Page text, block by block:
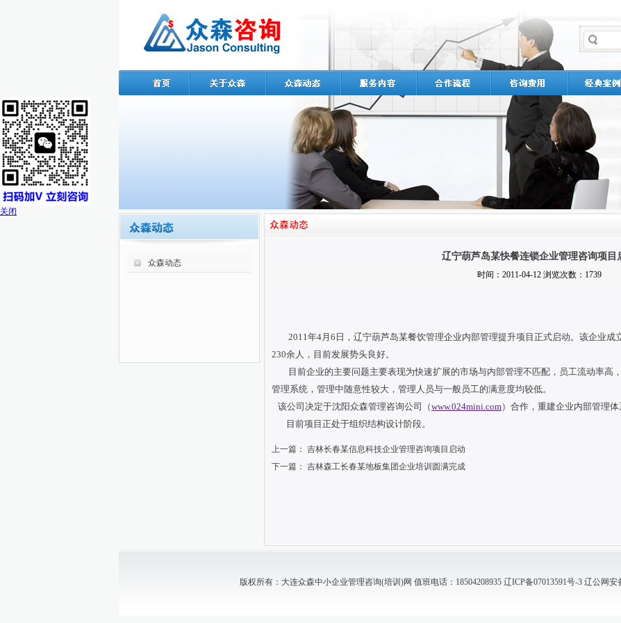
众森动态
辽宁葫芦岛某快餐连锁企业管理咨询项目
时间：2011-04-12 浏览次数：1739
2011年4月6日，辽宁葫芦岛某餐饮管理企业内部管理提升项目正式启动。该企业成
230余人，目前发展势头良好。
目前企业的主要问题主要表现为快速扩展的市场与内部管理不匹配，员工流动率高
管理系统，管理中随意性较大，管理人员与一般员工的满意度均较低。
该公司决定于沈阳众森管理咨询公司（www.024mini.com）合作，重建企业内部管理
目前项目正处于组织结构设计阶段。
上一篇： 吉林长春某信息科技企业管理咨询项目启动
下一篇： 吉林森工长春某地板集团企业培训圆满完成
版权所有：大连众森中小企业管理咨询(培训)网 值班电话：18504208935 辽ICP备07013591号-3辽公网安
关闭